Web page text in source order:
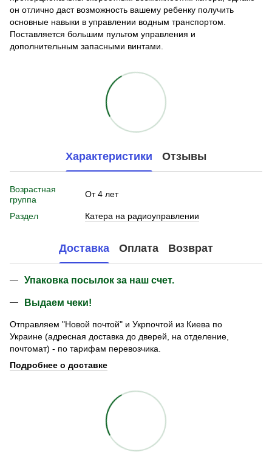
он отлично даст возможность вашему ребенку получить
основные навыки в управлении водным транспортом.
Поставляется большим пультом управления и
дополнительным запасными винтами.
Характеристики Отзывы
Возрастная
группа
От 4 лет
Раздел Катера на радиоуправлении
Доставка Оплата Возврат
Упаковка посылок за наш счет.
Выдаем чеки!
Отправляем "Новой почтой" и Укрпочтой из Киева по
Украине (адресная доставка до дверей, на отделение,
почтомат) - по тарифам перевозчика.
Подробнее о доставке